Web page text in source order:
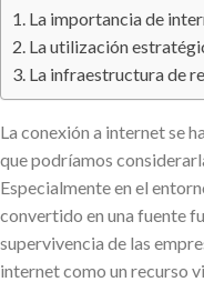
La importancia de
La utilización
La infraestructura de
La conexión a internet se
que podríamos
Especialmente en el
convertido en una fuente
supervivencia de las
internet como un recurso